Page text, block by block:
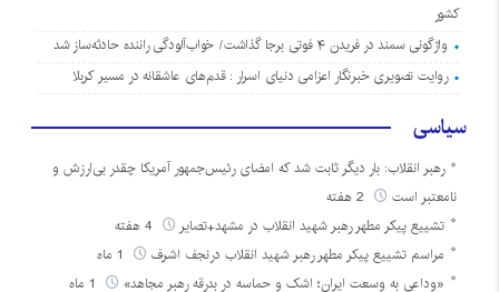
کشور
واژگونی سمند در فریدن ۴ فوتی برجا گذاشت/ خواب‌آلودگی راننده حادثه‌ساز شد
روایت تصویری خبرنگار اعزامی دنیای اسرار : قدم‌های عاشقانه در مسیر کربلا
سیاسی
رهبر انقلاب: بار دیگر ثابت شد که امضای رئیس‌جمهور آمریکا چقدر بی‌ارزش و
نامعتبر است
تشییع پیکر مطهر رهبر شهید انقلاب در مشهد+تصایر
مراسم تشییع پیکر مطهر رهبر شهید انقلاب درنجف اشرف
«وداعی به وسعت ایران؛ اشک و حماسه در بدرقه رهبر مجاهد»